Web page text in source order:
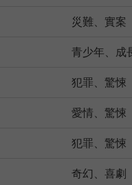
災難、實案
青少年、成
犯罪、驚悚
愛情、驚悚
犯罪、驚悚
奇幻、喜劇